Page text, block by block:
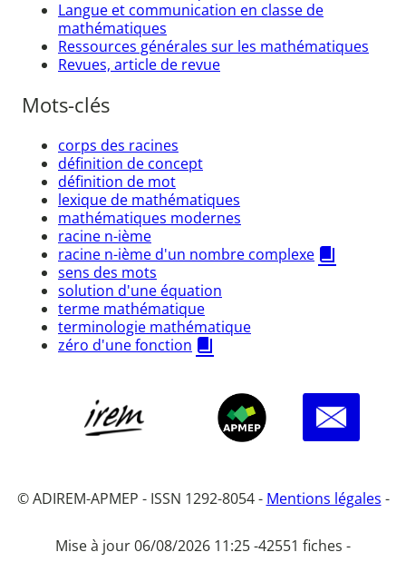
Langue et communication en classe de
mathématiques
Ressources générales sur les mathématiques
Revues, article de revue
Mots-clés
corps des racines
définition de concept
définition de mot
lexique de mathématiques
mathématiques modernes
racine n-ième
racine n-ième d'un nombre complexe
sens des mots
solution d'une équation
terme mathématique
terminologie mathématique
zéro d'une fonction
© ADIREM-APMEP - ISSN 1292-8054 - Mentions légales -
Mise à jour 06/08/2026 11:25 -42551 fiches -